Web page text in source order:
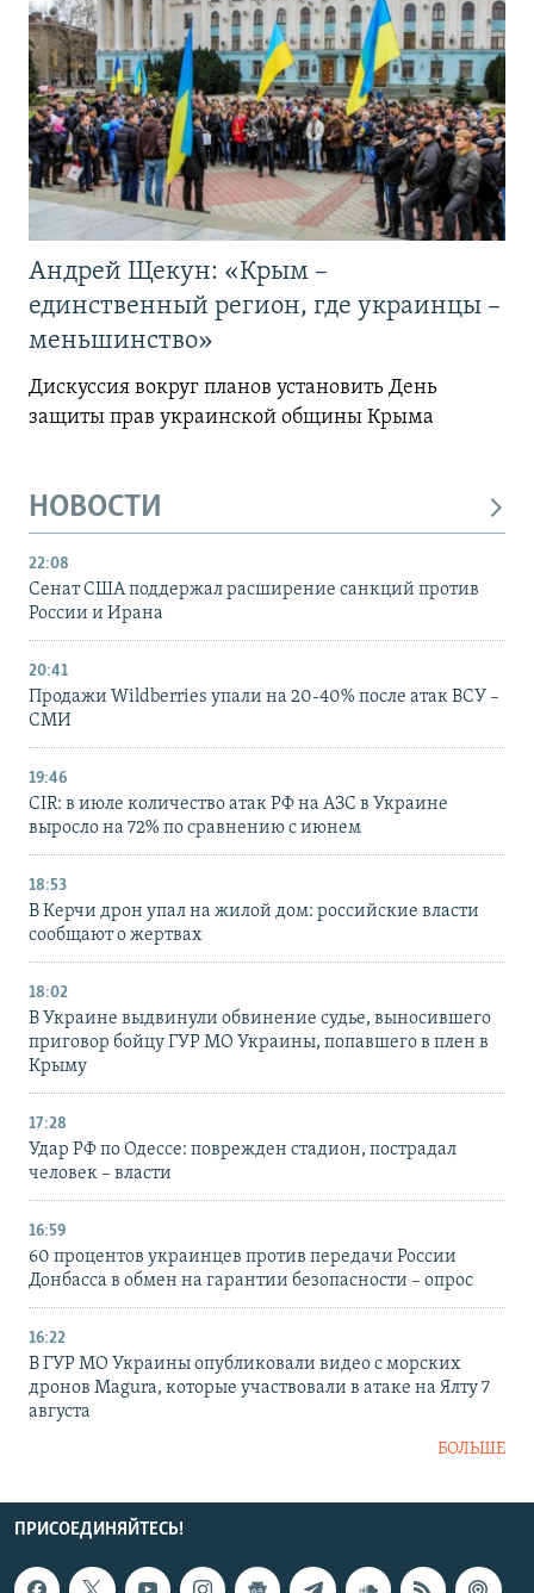
Андрей Щекун: «Крым –
единственный регион, где украинцы –
меньшинство»
Дискуссия вокруг планов установить День
защиты прав украинской общины Крыма
НОВОСТИ
22:08
Сенат США поддержал расширение санкций против
России и Ирана
20:41
Продажи Wildberries упали на 20-40% после атак ВСУ –
СМИ
19:46
CIR: в июле количество атак РФ на АЗС в Украине
выросло на 72% по сравнению с июнем
18:53
В Керчи дрон упал на жилой дом: российские власти
сообщают о жертвах
18:02
В Украине выдвинули обвинение судье, выносившего
приговор бойцу ГУР МО Украины, попавшего в плен в
Крыму
17:28
Удар РФ по Одессе: поврежден стадион, пострадал
человек – власти
16:59
60 процентов украинцев против передачи России
Донбасса в обмен на гарантии безопасности – опрос
16:22
В ГУР МО Украины опубликовали видео с морских
дронов Magura, которые участвовали в атаке на Ялту 7
августа
БОЛЬШЕ
ПРИСОЕДИНЯЙТЕСЬ!